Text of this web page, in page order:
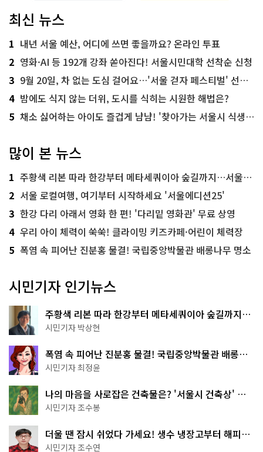
최신 뉴스
1 내년 서울 예산, 어디에 쓰면 좋을까요? 온라인 투표
2 영화·AI 등 192개 강좌 쏟아진다! 서울시민대학 선착순 신청
3 9월 20일, 차 없는 도심 걸어요…'서울 걷자 페스티벌' 선착순 5천명
4 밤에도 식지 않는 더위, 도시를 식히는 시원한 해법은?
5 채소 싫어하는 아이도 즐겁게 냠냠! '찾아가는 서울시 식생활 교육' 현장
많이 본 뉴스
1 주황색 리본 따라 한강부터 메타세쿼이아 숲길까지…서울둘레길 15코스
2 서울 로컬여행, 여기부터 시작하세요 '서울에디션25'
3 한강 다리 아래서 영화 한 편! '다리밑 영화관' 무료 상영
4 우리 아이 체력이 쑥쑥! 클라이밍 키즈카페·어린이 체력장
5 폭염 속 피어난 진분홍 물결! 국립중앙박물관 배롱나무 명소
시민기자 인기뉴스
주황색 리본 따라 한강부터 메타세쿼이아 숲길까지…
서울둘레길 15코스
시민기자 박상현
폭염 속 피어난 진분홍 물결! 국립중앙박물관 배롱나
무 명소
시민기자 최정윤
나의 마음을 사로잡은 건축물은? '서울시 건축상' 수
상작 공개!
시민기자 조수봉
더울 땐 잠시 쉬었다 가세요! 생수 냉장고부터 해피소
·무더위쉼터까지
시민기자 조수연